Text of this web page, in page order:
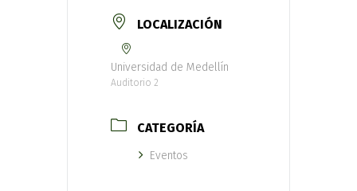
LOCALIZACIÓN
Universidad de Medellín
Auditorio 2
CATEGORÍA
Eventos